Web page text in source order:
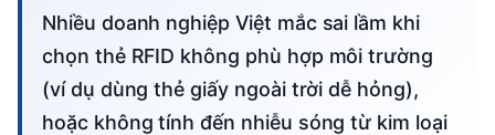
Nhiều doanh nghiệp Việt mắc sai lầm khi
chọn thẻ RFID không phù hợp môi trường
(ví dụ dùng thẻ giấy ngoài trời dễ hỏng),
hoặc không tính đến nhiễu sóng từ kim loại